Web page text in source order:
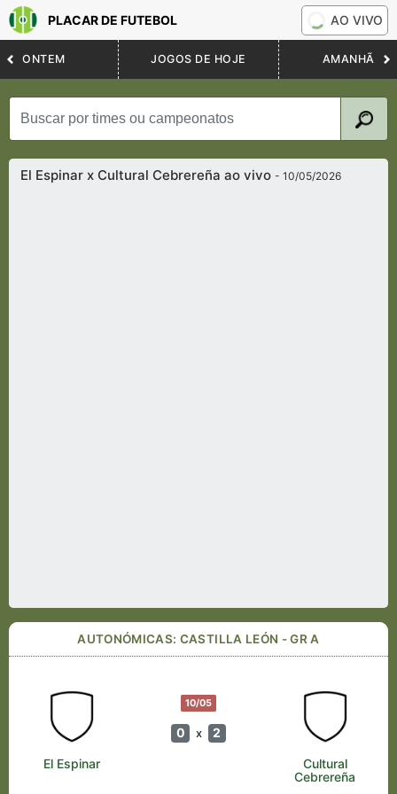
PLACAR DE FUTEBOL AO VIVO
ONTEM JOGOS DE HOJE AMANHÃ
El Espinar x Cultural Cebrereña ao vivo- 10/05/2026
AUTONÓMICAS: CASTILLA LEÓN - GR A
10/05
0 x 2
El Espinar
Cultural
Cebrereña